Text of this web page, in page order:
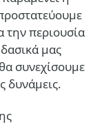
περιουσία
μας
συνεχίσουμε
δυνάμεις.